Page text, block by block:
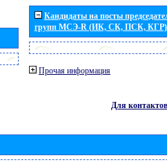
Кандидаты на посты
групп МСЭ-R (ИК, СК, ПСК, КГР)
Прочая информация
Для контактов